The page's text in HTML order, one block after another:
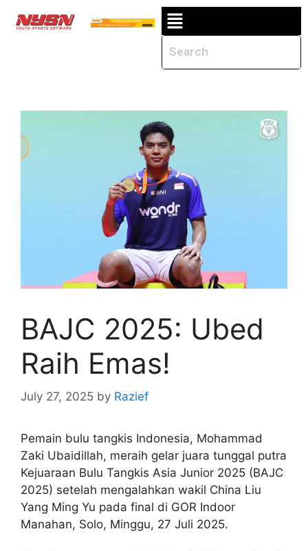
BAJC 2025: Ubed
Raih Emas!
July 27, 2025 by Razief
Pemain bulu tangkis Indonesia, Mohammad
Zaki Ubaidillah, meraih gelar juara tunggal putra
Kejuaraan Bulu Tangkis Asia Junior 2025 (BAJC
2025) setelah mengalahkan wakil China Liu
Yang Ming Yu pada final di GOR Indoor
Manahan, Solo, Minggu, 27 Juli 2025.